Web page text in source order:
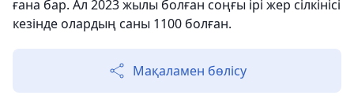
ғана бар. Ал 2023 жылы болған соңғы ірі жер сілкінісі
кезінде олардың саны 1100 болған.
Мақаламен бөлісу